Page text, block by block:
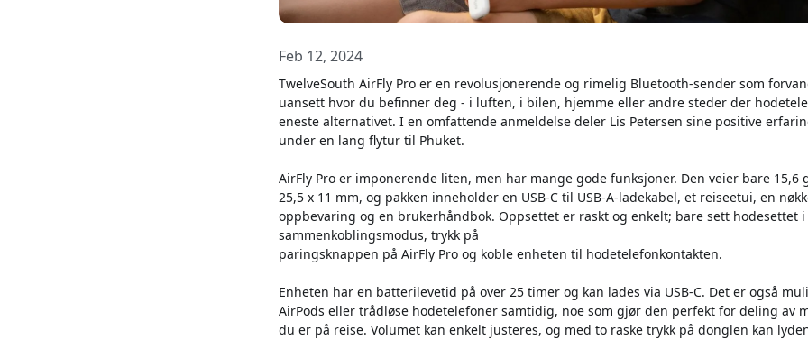
Feb 12, 2024
TwelveSouth AirFly Pro er en revolusjonerende og rimelig Bluetooth-sender som
uansett hvor du befinner deg - i luften, i bilen, hjemme eller andre steder der
eneste alternativet. I en omfattende anmeldelse deler Lis Petersen sine positive
under en lang flytur til Phuket.
AirFly Pro er imponerende liten, men har mange gode funksjoner. Den veier bare 15,6
25,5 x 11 mm, og pakken inneholder en USB-C til USB-A-ladekabel, et reiseetui, en
oppbevaring og en brukerhåndbok. Oppsettet er raskt og enkelt; bare sett hodesettet i
sammenkoblingsmodus, trykk på
paringsknappen på AirFly Pro og koble enheten til hodetelefonkontakten.
Enheten har en batterilevetid på over 25 timer og kan lades via USB-C. Det er også
AirPods eller trådløse hodetelefoner samtidig, noe som gjør den perfekt for deling av
du er på reise. Volumet kan enkelt justeres, og med to raske trykk på donglen kan